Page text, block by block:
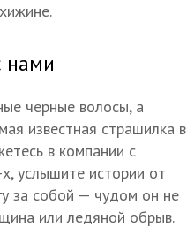
нами
черные волосы, а
известная страшилка в
в компании с
услышите истории от
за собой — чудом он не
или ледяной обрыв.